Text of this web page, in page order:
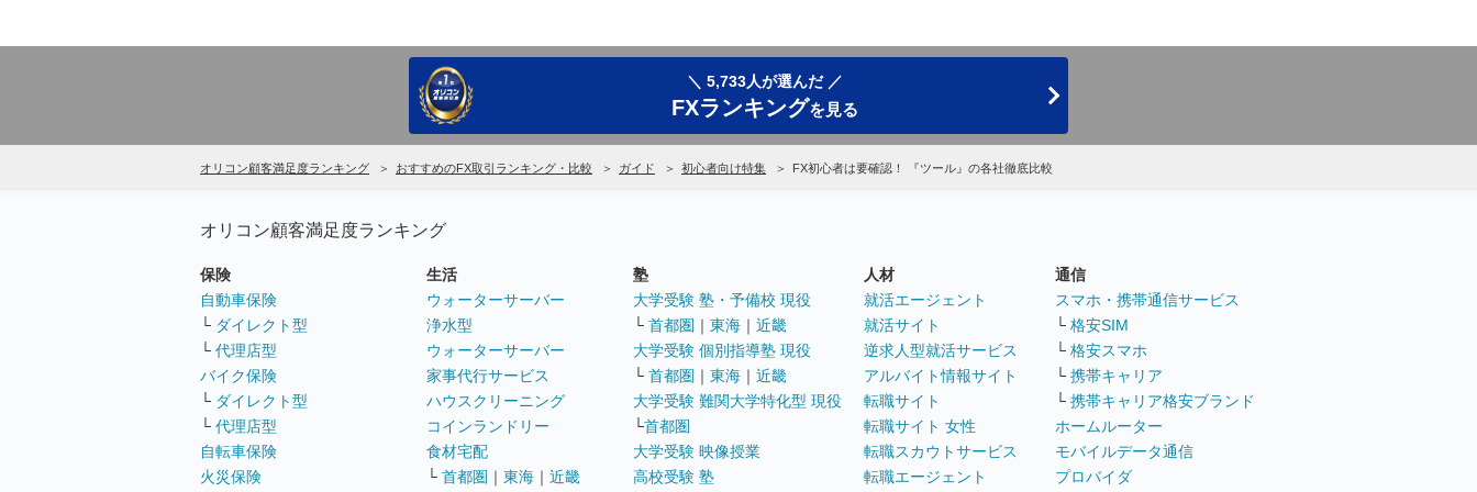
＼ 5,733人が選んだ ／
FXランキングを見る
オリコン顧客満足度ランキング おすすめのFX取引ランキング・比較 ガイド 初心者向け特集 FX初心者は要確認！ 『ツール』の各社徹底比較
オリコン顧客満足度ランキング
保険
自動車保険
└ ダイレクト型
└ 代理店型
バイク保険
└ ダイレクト型
└ 代理店型
自転車保険
火災保険
生活
ウォーターサーバー
浄水型
ウォーターサーバー
家事代行サービス
ハウスクリーニング
コインランドリー
食材宅配
└ 首都圏 ｜ 東海 ｜ 近畿
塾
大学受験 塾・予備校 現役
└ 首都圏 ｜ 東海 ｜ 近畿
大学受験 個別指導塾 現役
└ 首都圏 ｜ 東海 ｜ 近畿
大学受験 難関大学特化型 現役
└首都圏
大学受験 映像授業
高校受験 塾
人材
就活エージェント
就活サイト
逆求人型就活サービス
アルバイト情報サイト
転職サイト
転職サイト 女性
転職スカウトサービス
転職エージェント
通信
スマホ・携帯通信サービス
└ 格安SIM
└ 格安スマホ
└ 携帯キャリア
└ 携帯キャリア格安ブランド
ホームルーター
モバイルデータ通信
プロバイダ